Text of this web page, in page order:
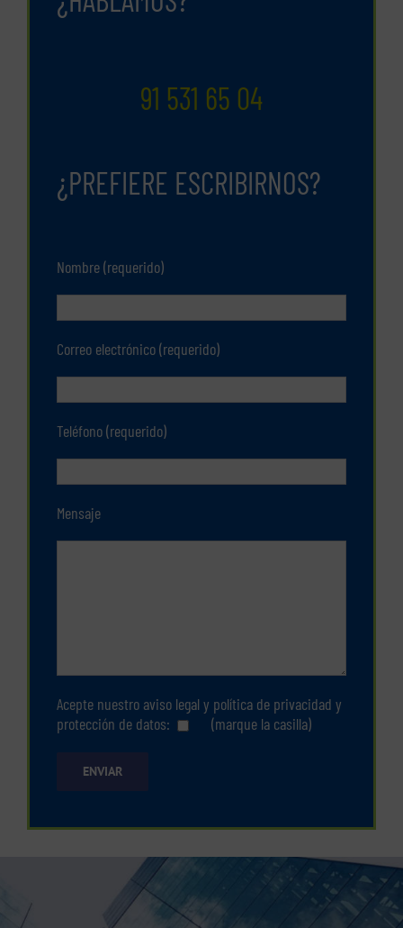
91 531 65 04
¿PREFIERE ESCRIBIRNOS?
Nombre (requerido)
Correo electrónico (requerido)
Teléfono (requerido)
Mensaje
Acepte nuestro aviso legal y política de privacidad y
protección de datos: (marque la casilla)